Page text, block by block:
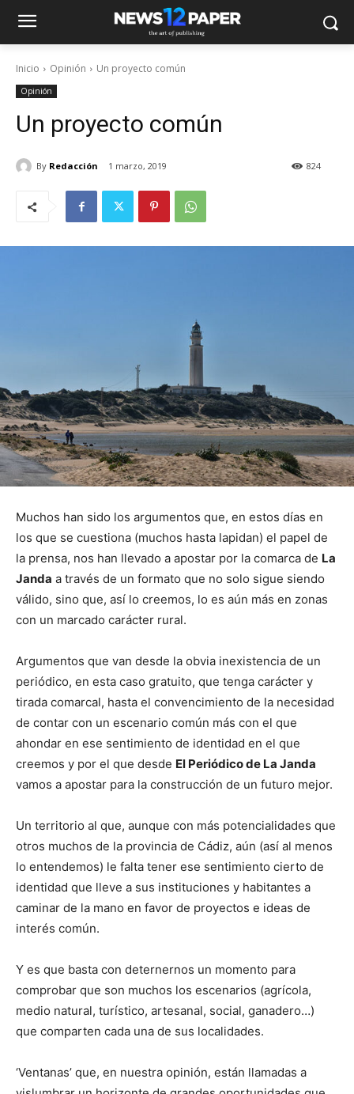
Inicio Opinión Un proyecto común
Opinión
Un proyecto común
By Redacción 1 marzo, 2019 824
Muchos han sido los argumentos que, en estos días en
los que se cuestiona (muchos hasta lapidan) el papel de
la prensa, nos han llevado a apostar por la comarca de La
Janda a través de un formato que no solo sigue siendo
válido, sino que, así lo creemos, lo es aún más en zonas
con un marcado carácter rural.
Argumentos que van desde la obvia inexistencia de un
periódico, en esta caso gratuito, que tenga carácter y
tirada comarcal, hasta el convencimiento de la necesidad
de contar con un escenario común más con el que
ahondar en ese sentimiento de identidad en el que
creemos y por el que desde El Periódico de La Janda
vamos a apostar para la construcción de un futuro mejor.
Un territorio al que, aunque con más potencialidades que
otros muchos de la provincia de Cádiz, aún (así al menos
lo entendemos) le falta tener ese sentimiento cierto de
identidad que lleve a sus instituciones y habitantes a
caminar de la mano en favor de proyectos e ideas de
interés común.
Y es que basta con deternernos un momento para
comprobar que son muchos los escenarios (agrícola,
medio natural, turístico, artesanal, social, ganadero…)
que comparten cada una de sus localidades.
‘Ventanas’ que, en nuestra opinión, están llamadas a